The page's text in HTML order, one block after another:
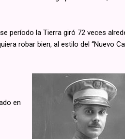
período la Tierra giró 72 veces
robar bien, al estilo del “Nuevo
en